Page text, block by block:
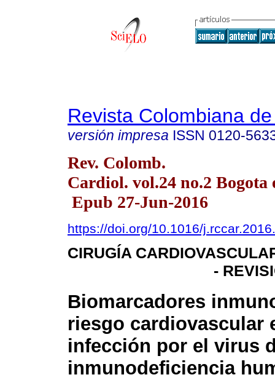
Revista Colombiana
versión impresa ISSN 0120-
Rev. Colomb.
Cardiol. vol.24 no.2 Bogota
Epub 27-Jun-2016
https://doi.org/10.1016/
CIRUGÍA
-
Biomarcadores
riesgo cardiovascular
infección por el virus
inmunodeficiencia